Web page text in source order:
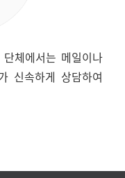
체에서는 메일이나
신속하게 상담하여